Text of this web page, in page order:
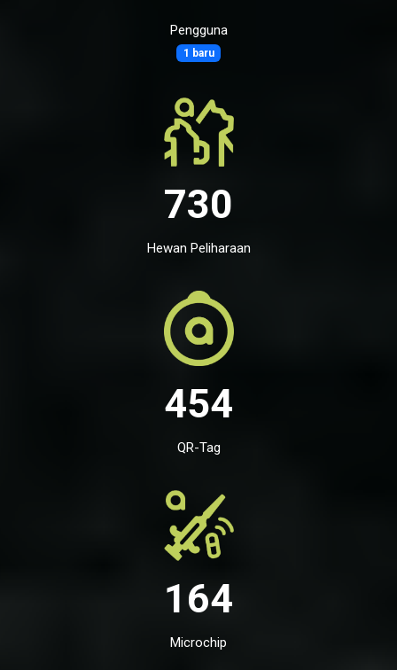
Pengguna
1 baru
730
Hewan Peliharaan
454
QR-Tag
164
Microchip